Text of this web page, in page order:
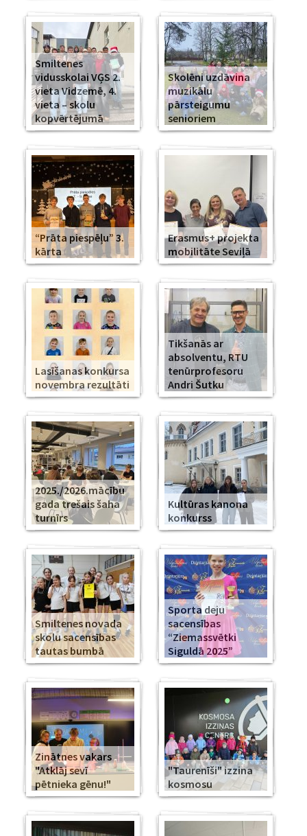
Smiltenes
vidusskolai VĢS 2.
vieta Vidzemē, 4.
vieta – skolu
kopvērtējumā
Skolēni uzdāvina
muzikālu
pārsteigumu
senioriem
“Prāta piespēļu” 3.
kārta
Erasmus+ projekta
mobilitāte Seviļā
Lasīšanas konkursa
novembra rezultāti
Tikšanās ar
absolventu, RTU
tenūrprofesoru
Andri Šutku
2025./2026.mācību
gada trešais šaha
turnīrs
Kultūras kanona
konkurss
Smiltenes novada
skolu sacensības
tautas bumbā
Sporta deju
sacensības
“Ziemassvētki
Siguldā 2025”
Zinātnes vakars
"Atklāj sevī
pētnieka gēnu!"
"Taurenīši" izzina
kosmosu